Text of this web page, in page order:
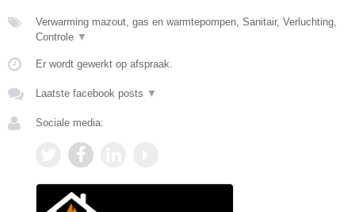
Verwarming mazout, gas en warmtepompen, Sanitair, Verluchting,
Controle ▼
Er wordt gewerkt op afspraak.
Laatste facebook posts ▼
Sociale media: